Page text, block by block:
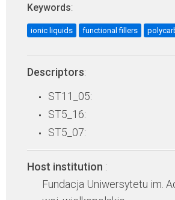
Keywords:
ionic liquids functional fillers
Descriptors:
ST11_05:
ST5_16:
ST5_07:
Host institution :
Fundacja Uniwersytetu im.